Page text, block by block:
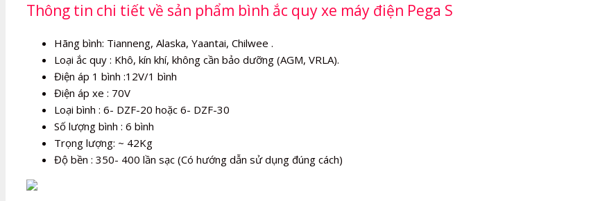
Thông tin chi tiết về sản phẩm bình ắc quy xe máy điện Pega S
Hãng bình: Tianneng, Alaska, Yaantai, Chilwee .
Loại ắc quy : Khô, kín khí, không cần bảo dưỡng (AGM, VRLA).
Điện áp 1 bình :12V/1 bình
Điện áp xe : 70V
Loại bình : 6- DZF-20 hoặc 6- DZF-30
Số lượng bình : 6 bình
Trọng lượng: ~ 42Kg
Độ bền : 350- 400 lần sạc (Có hướng dẫn sử dụng đúng cách)